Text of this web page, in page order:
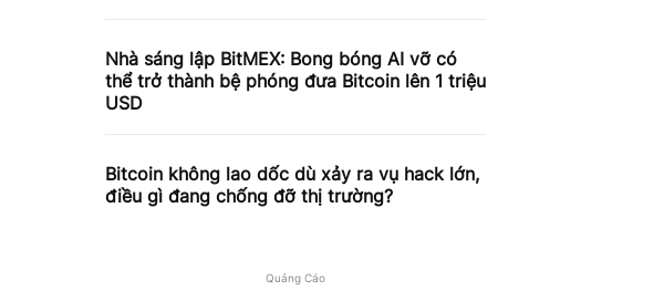
Nhà sáng lập BitMEX: Bong bóng AI vỡ có
thể trở thành bệ phóng đưa Bitcoin lên 1 triệu
USD
Bitcoin không lao dốc dù xảy ra vụ hack lớn,
điều gì đang chống đỡ thị trường?
Quảng Cáo